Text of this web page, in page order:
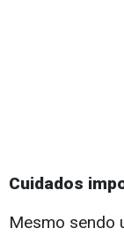
Cuidados
Mesmo sendo